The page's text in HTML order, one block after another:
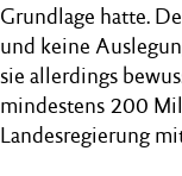
Grundlage hatte.
und keine
sie allerdings
mindestens 200
Landesregierung